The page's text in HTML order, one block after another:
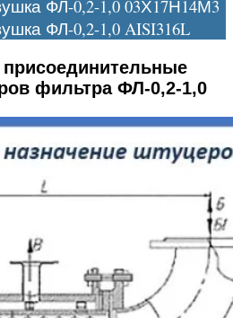
ФЛ-0,2-1,0 03Х17Н14М3
ФЛ-0,2-1,0 AISI316L
присоединительные
фильтра ФЛ-0,2-1,0